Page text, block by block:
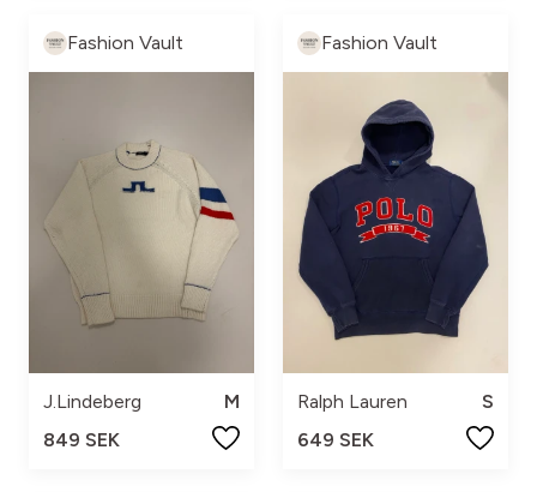
Fashion Vault
J.Lindeberg
M
849 SEK
Fashion Vault
Ralph Lauren
S
649 SEK